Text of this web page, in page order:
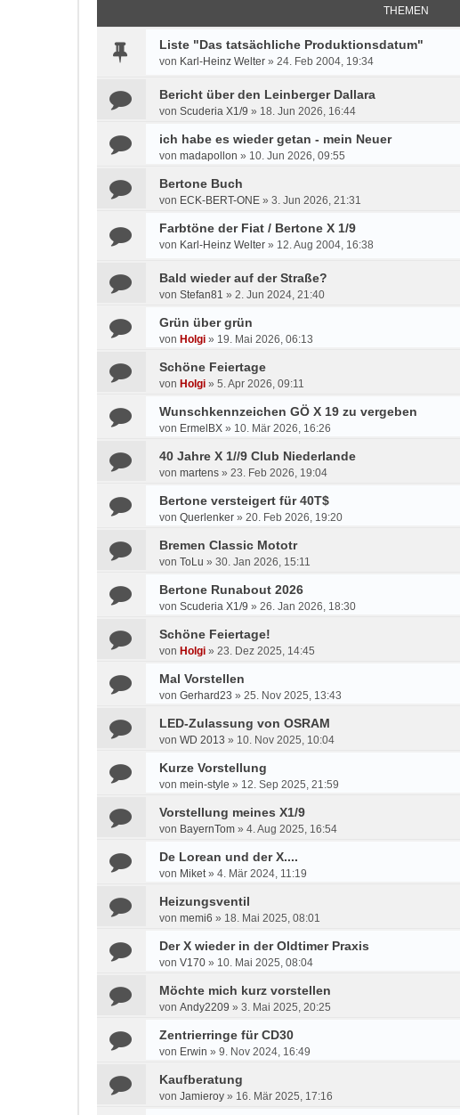
THEMEN
Liste "Das tatsächliche Produktionsdatum"
von Karl-Heinz Welter » 24. Feb 2004, 19:34
Bericht über den Leinberger Dallara
von Scuderia X1/9 » 18. Jun 2026, 16:44
ich habe es wieder getan - mein Neuer
von madapollon » 10. Jun 2026, 09:55
Bertone Buch
von ECK-BERT-ONE » 3. Jun 2026, 21:31
Farbtöne der Fiat / Bertone X 1/9
von Karl-Heinz Welter » 12. Aug 2004, 16:38
Bald wieder auf der Straße?
von Stefan81 » 2. Jun 2024, 21:40
Grün über grün
von Holgi » 19. Mai 2026, 06:13
Schöne Feiertage
von Holgi » 5. Apr 2026, 09:11
Wunschkennzeichen GÖ X 19 zu vergeben
von ErmelBX » 10. Mär 2026, 16:26
40 Jahre X 1//9 Club Niederlande
von martens » 23. Feb 2026, 19:04
Bertone versteigert für 40T$
von Querlenker » 20. Feb 2026, 19:20
Bremen Classic Mototr
von ToLu » 30. Jan 2026, 15:11
Bertone Runabout 2026
von Scuderia X1/9 » 26. Jan 2026, 18:30
Schöne Feiertage!
von Holgi » 23. Dez 2025, 14:45
Mal Vorstellen
von Gerhard23 » 25. Nov 2025, 13:43
LED-Zulassung von OSRAM
von WD 2013 » 10. Nov 2025, 10:04
Kurze Vorstellung
von mein-style » 12. Sep 2025, 21:59
Vorstellung meines X1/9
von BayernTom » 4. Aug 2025, 16:54
De Lorean und der X....
von Miket» 4. Mär 2024, 11:19
Heizungsventil
von memi6 » 18. Mai 2025, 08:01
Der X wieder in der Oldtimer Praxis
von V170 » 10. Mai 2025, 08:04
Möchte mich kurz vorstellen
von Andy2209 » 3. Mai 2025, 20:25
Zentrierringe für CD30
von Erwin » 9. Nov 2024, 16:49
Kaufberatung
von Jamieroy » 16. Mär 2025, 17:16